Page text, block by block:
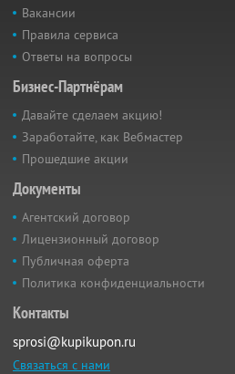
Вакансии
Правила сервиса
Ответы на вопросы
Бизнес-Партнёрам
Давайте сделаем акцию!
Заработайте, как Вебмастер
Прошедшие акции
Документы
Агентский договор
Лицензионный договор
Публичная оферта
Политика конфиденциальности
Контакты
sprosi@kupikupon.ru
Связаться с нами